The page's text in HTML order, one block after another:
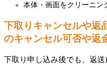
本体・画面をクリーニン
下取りキャンセルや返
のキャンセル可否や返
下取り申し込み後でも、返